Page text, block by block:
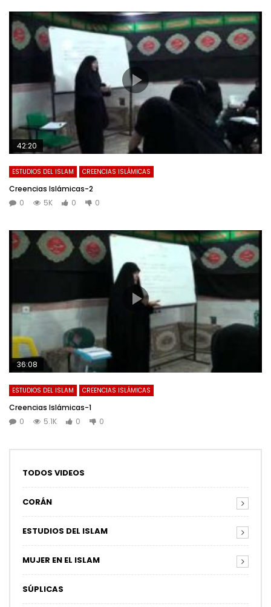
42:20
ESTUDIOS DEL ISLAM CREENCIAS ISLÁMICAS
Creencias Islámicas-2
0
5K 0 0
36:08
ESTUDIOS DEL ISLAM CREENCIAS ISLÁMICAS
Creencias Islámicas-1
0
5.1K 0 0
TODOS VIDEOS
CORÁN
ESTUDIOS DEL ISLAM
MUJER EN EL ISLAM
SÚPLICAS